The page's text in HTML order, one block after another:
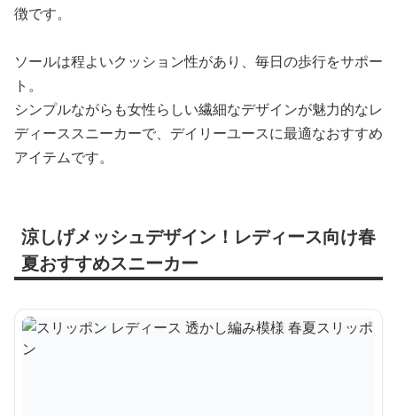
徴です。
ソールは程よいクッション性があり、毎日の歩行をサポー
ト。
シンプルながらも女性らしい繊細なデザインが魅力的なレ
ディーススニーカーで、デイリーユースに最適なおすすめ
アイテムです。
涼しげメッシュデザイン！レディース向け春
夏おすすめスニーカー